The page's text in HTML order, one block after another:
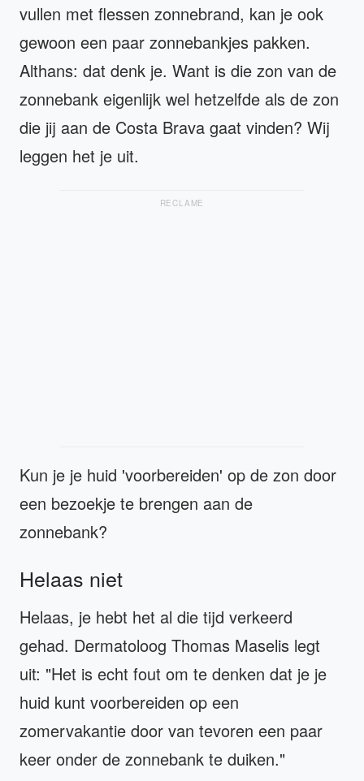
vullen met flessen zonnebrand, kan je ook
gewoon een paar zonnebankjes pakken.
Althans: dat denk je. Want is die zon van de
zonnebank eigenlijk wel hetzelfde als de zon
die jij aan de Costa Brava gaat vinden? Wij
leggen het je uit.
RECLAME
Kun je je huid 'voorbereiden' op de zon door
een bezoekje te brengen aan de
zonnebank?
Helaas niet
Helaas, je hebt het al die tijd verkeerd
gehad. Dermatoloog Thomas Maselis legt
uit: "Het is echt fout om te denken dat je je
huid kunt voorbereiden op een
zomervakantie door van tevoren een paar
keer onder de zonnebank te duiken."